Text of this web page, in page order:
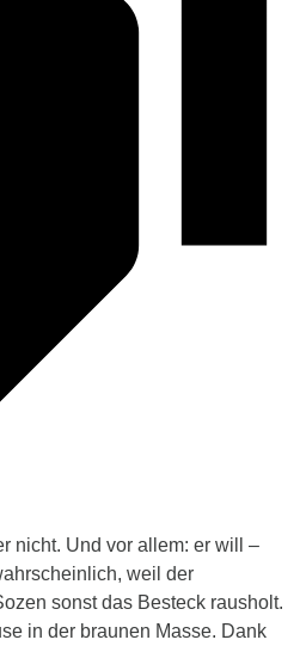
nicht. Und vor allem: er will –
weil der
sonst das Besteck rausholt.
in der braunen Masse. Dank